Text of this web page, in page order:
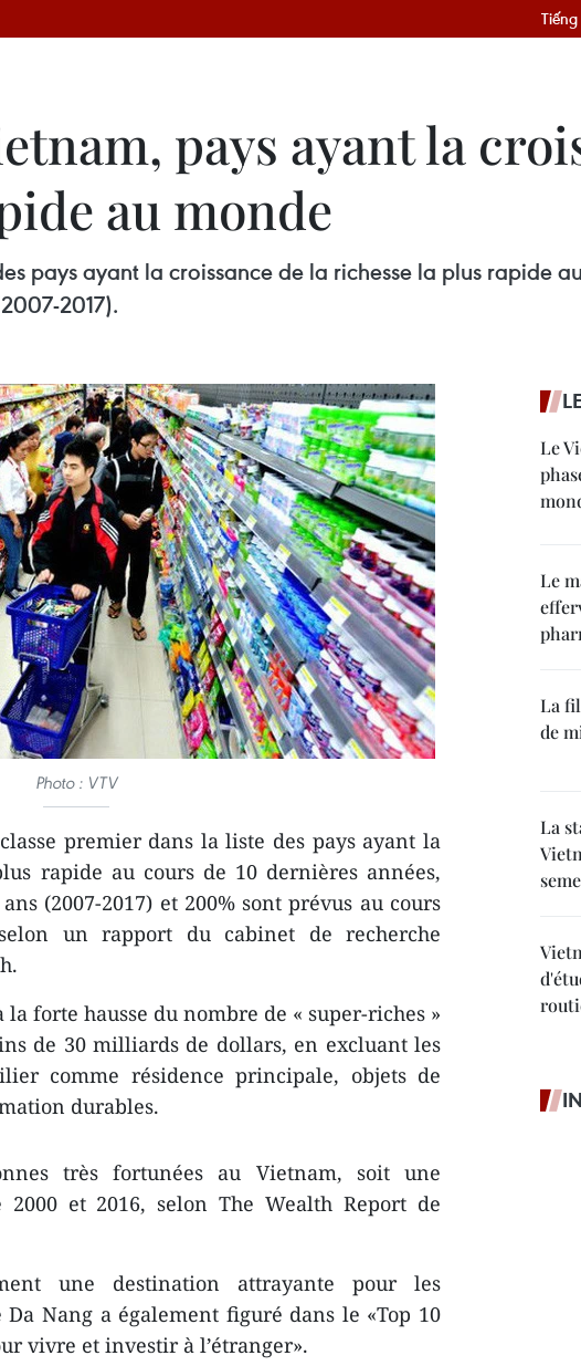
pays ayant la
au monde
pays ayant la croissance de la richesse la plus rapide
2017).
Photo : VTV
premier dans la liste des pays ayant la
rapide au cours de 10 dernières années,
(2007-2017) et 200% sont prévus au cours
un rapport du cabinet de recherche
la forte hausse du nombre de « super-riches »
de 30 milliards de dollars, en excluant les
comme résidence principale, objets de
durables.
très fortunées au Vietnam, soit une
et 2016, selon The Wealth Report de
une destination attrayante pour les
Nang a également figuré dans le «Top 10
vivre et investir à l’étranger».
Le
Le
La
de
La